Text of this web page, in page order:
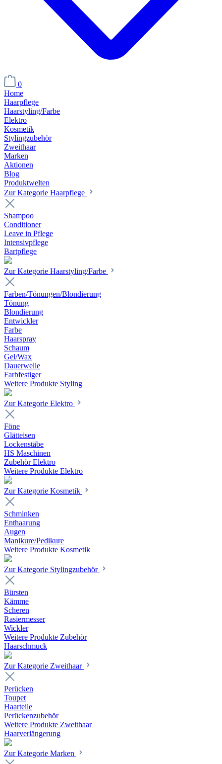
0
Home
Haarpflege
Haarstyling/Farbe
Elektro
Kosmetik
Stylingzubehör
Zweithaar
Marken
Aktionen
Blog
Produktwelten
Zur Kategorie Haarpflege
Shampoo
Conditioner
Leave in Pflege
Intensivpflege
Bartpflege
Zur Kategorie Haarstyling/Farbe
Farben/Tönungen/Blondierung
Tönung
Blondierung
Entwickler
Farbe
Haarspray
Schaum
Gel/Wax
Dauerwelle
Farbfestiger
Weitere Produkte Styling
Zur Kategorie Elektro
Föne
Glätteisen
Lockenstäbe
HS Maschinen
Zubehör Elektro
Weitere Produkte Elektro
Zur Kategorie Kosmetik
Schminken
Enthaarung
Augen
Manikure/Pedikure
Weitere Produkte Kosmetik
Zur Kategorie Stylingzubehör
Bürsten
Kämme
Scheren
Rasiermesser
Wickler
Weitere Produkte Zubehör
Haarschmuck
Zur Kategorie Zweithaar
Perücken
Toupet
Haarteile
Perückenzubehör
Weitere Produkte Zweithaar
Haarverlängerung
Zur Kategorie Marken